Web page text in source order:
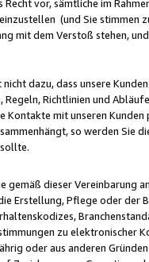
Recht vor, sämtliche im
(und Sie stimmen
mit dem Verstoß stehen,
dazu, dass unsere
Richtlinien und
mit unseren
so werden Sie
gemäß dieser
Erstellung, Pflege oder
zu elektronischer
oder aus anderen